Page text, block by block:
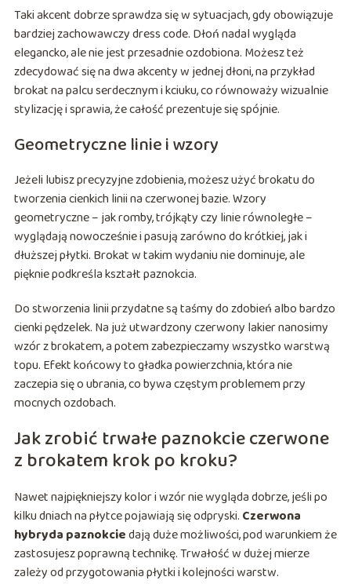
Taki akcent dobrze sprawdza się w sytuacjach, gdy obowiązuje
bardziej zachowawczy dress code. Dłoń nadal wygląda
elegancko, ale nie jest przesadnie ozdobiona. Możesz też
zdecydować się na dwa akcenty w jednej dłoni, na przykład
brokat na palcu serdecznym i kciuku, co równoważy wizualnie
stylizację i sprawia, że całość prezentuje się spójnie.
Geometryczne linie i wzory
Jeżeli lubisz precyzyjne zdobienia, możesz użyć brokatu do
tworzenia cienkich linii na czerwonej bazie. Wzory
geometryczne – jak romby, trójkąty czy linie równoległe –
wyglądają nowocześnie i pasują zarówno do krótkiej, jak i
dłuższej płytki. Brokat w takim wydaniu nie dominuje, ale
pięknie podkreśla kształt paznokcia.
Do stworzenia linii przydatne są taśmy do zdobień albo bardzo
cienki pędzelek. Na już utwardzony czerwony lakier nanosimy
wzór z brokatem, a potem zabezpieczamy wszystko warstwą
topu. Efekt końcowy to gładka powierzchnia, która nie
zaczepia się o ubrania, co bywa częstym problemem przy
mocnych ozdobach.
Jak zrobić trwałe paznokcie czerwone
z brokatem krok po kroku?
Nawet najpiękniejszy kolor i wzór nie wygląda dobrze, jeśli po
kilku dniach na płytce pojawiają się odpryski. Czerwona
hybryda paznokciedają duże możliwości, pod warunkiem że
zastosujesz poprawną technikę. Trwałość w dużej mierze
zależy od przygotowania płytki i kolejności warstw.